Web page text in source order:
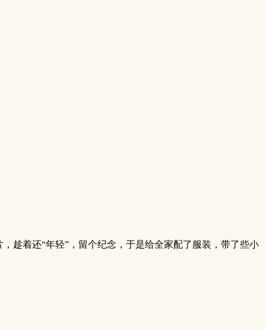
趁着还“年轻”，留个纪念，于是给全家配了服装，带了些小